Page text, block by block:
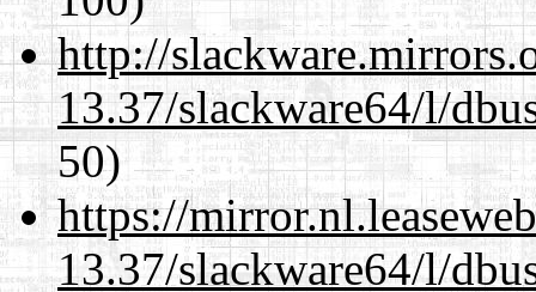
http://
13.37/slackware64/l/
50)
https://
13.37/slackware64/l/